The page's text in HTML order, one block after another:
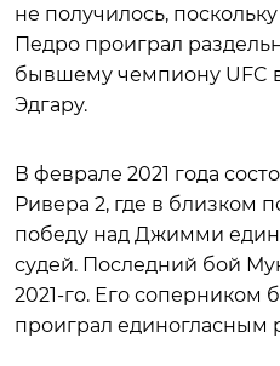
не получилось,
Педро проиграл
бывшему чемпиону UFC
Эдгару.
В феврале 2021 года
Ривера 2, где в близком
победу над Джимми
судей. Последний бой
2021-го. Его
проиграл единогласным